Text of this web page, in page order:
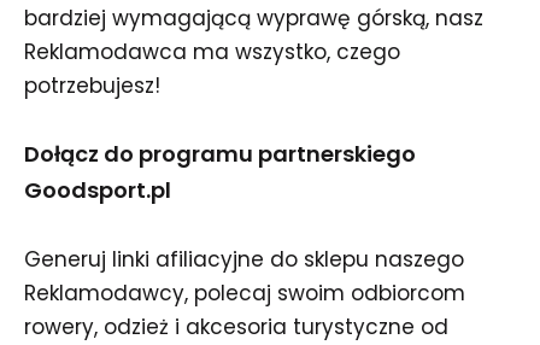
bardziej wymagającą wyprawę górską, nasz
Reklamodawca ma wszystko, czego
potrzebujesz!
Dołącz do programu partnerskiego
Goodsport.pl
Generuj linki afiliacyjne do sklepu naszego
Reklamodawcy, polecaj swoim odbiorcom
rowery, odzież i akcesoria turystyczne od